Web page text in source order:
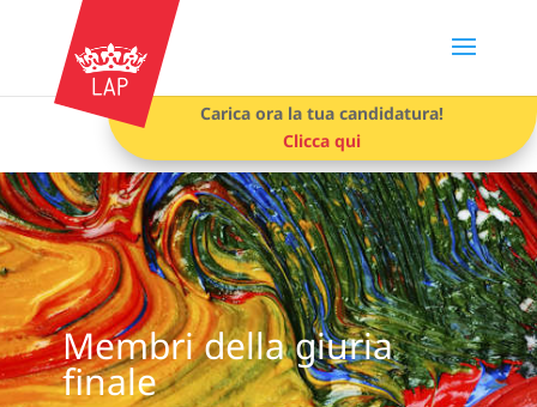
Carica ora la tua candidatura!
Clicca qui
Membri della giuria
finale